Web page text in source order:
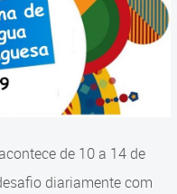
de 10 a 14 de
diariamente com